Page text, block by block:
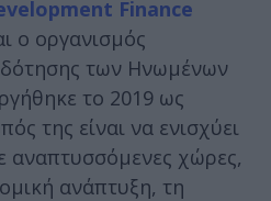
Finance
ο οργανισμός
των Ηνωμένων
το 2019 ως
της είναι να ενισχύει
αναπτυσσόμενες χώρες,
ανάπτυξη, τη